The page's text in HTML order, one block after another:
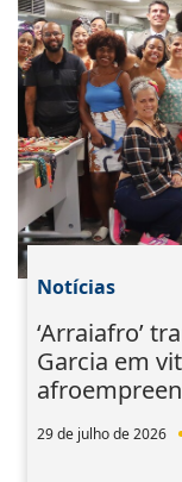
Notícias
‘Arraiafro’
Garcia em
29 de julho de 2026